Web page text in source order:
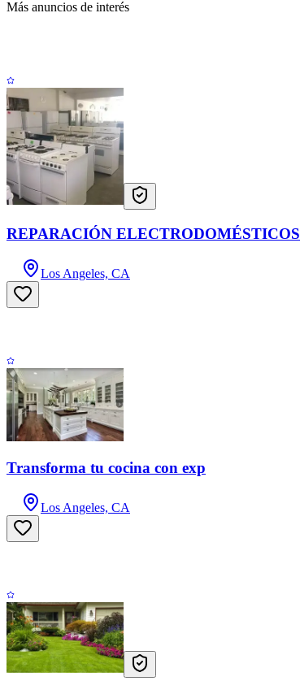
Más anuncios de interés
REPARACIÓN ELECTRODOMÉSTICOS
Los Angeles, CA
Transforma tu cocina con exp
Los Angeles, CA